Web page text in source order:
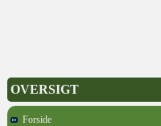
OVERSIGT
Forside